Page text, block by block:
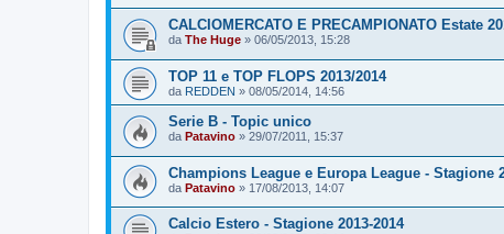
CALCIOMERCATO E PRECAMPIONATO Estate
da The Huge » 06/05/2013, 15:28
TOP 11 e TOP FLOPS 2013/2014
da REDDEN » 08/05/2014, 14:56
Serie B - Topic unico
da Patavino » 29/07/2011, 15:37
Champions League e Europa League - Stagione
da Patavino » 17/08/2013, 14:07
Calcio Estero - Stagione 2013-2014